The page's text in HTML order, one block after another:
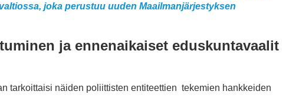
joka perustuu uuden Maailmanjärjestyksen
ja ennenaikaiset eduskuntavaalit
tarkoittaisi näiden poliittisten entiteettien tekemien hankkeiden